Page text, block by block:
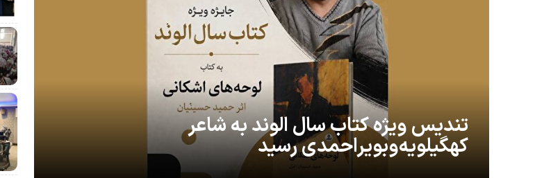
تندیس ویژه کتاب سال الوند به شاعر
کهگیلویه‌وبویراحمدی رسید